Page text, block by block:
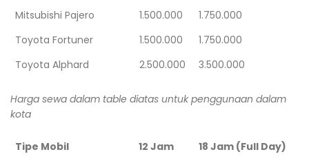
Mitsubishi Pajero
1.500.000
1.750.000
Toyota Fortuner
1.500.000
1.750.000
Toyota Alphard
2.500.000 3.500.000
Harga sewa dalam table diatas untuk penggunaan dalam
kota
Tipe Mobil 12 Jam
18 Jam (Full Day)